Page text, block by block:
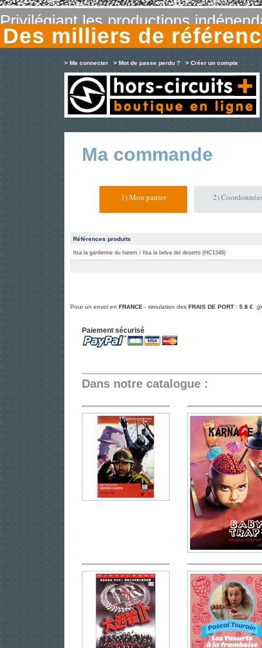
Privilégiant les productions
Des milliers de
> Me connecter > Mot de passe perdu ? > Créer un compte
Ma commande
1) Mon panier 2)
Références produits
Ilsa la gardienne du harem / Ilsa la belva del deserto (HC1349)
Pour un envoi en FRANCE - simulation des FRAIS DE PORT : 5.8 €
Paiement sécurisé
Dans notre catalogue :